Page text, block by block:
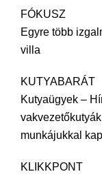
FÓKUSZ
Egyre több
villa
KUTYABARÁT
Kutyaügyek –
munkájukkal
KLIKKPONT